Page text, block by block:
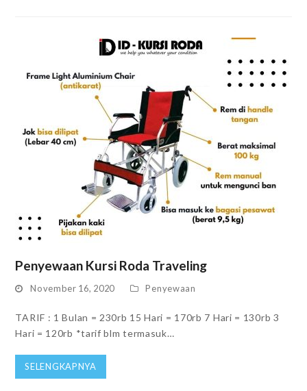
Penyewaan Kursi Roda Traveling
November 16, 2020 Penyewaan
TARIF : 1 Bulan = 230rb 15 Hari = 170rb 7 Hari = 130rb 3
Hari = 120rb *tarif blm termasuk…
SELENGKAPNYA